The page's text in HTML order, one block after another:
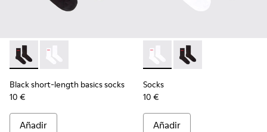
Black short-length basics socks - KA00072-001 - Calcetines
Black short-length basics socks - KA00072-002 -
Black short-length basics socks
10 €
Añadir
Socks - KA00072-002 -
Socks - KA00072-
Socks
10 €
Añadir